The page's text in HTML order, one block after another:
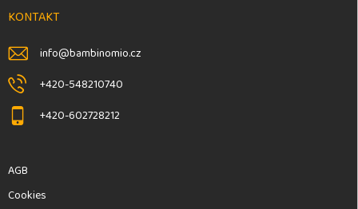
e
KONTAKT
info@bambinomio.cz
+420-548210740
+420-602728212
AGB
Cookies